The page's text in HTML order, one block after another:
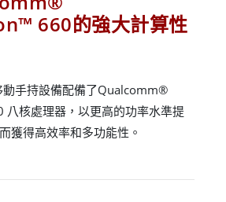
660的強大計算性
動手持設備配備了Qualcomm®
核處理器，以更高的功率水準提
獲得高效率和多功能性。